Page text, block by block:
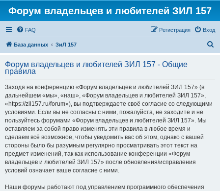
Форум владельцев и любителей ЗИЛ 157
FAQ Вход
Регистрация
База данных ЗиЛ 157
с
Форум владельцев и любителей ЗИЛ 157 - Общие
правила
Заходя на конференцию «Форум владельцев и любителей ЗИЛ 157» (в
дальнейшем «мы», «наш», «Форум владельцев и любителей ЗИЛ 157»,
«https://zil157.ru/forum»), вы подтверждаете своё согласие со следующими
условиями. Если вы не согласны с ними, пожалуйста, не заходите и не
пользуйтесь форумами «Форум владельцев и любителей ЗИЛ 157». Мы
оставляем за собой право изменять эти правила в любое время и
сделаем всё возможное, чтобы уведомить вас об этом, однако с вашей
стороны было бы разумным регулярно просматривать этот текст на
предмет изменений, так как использование конференции «Форум
владельцев и любителей ЗИЛ 157» после обновления/исправления
условий означает ваше согласие с ними.
Наши форумы работают под управлением программного обеспечения